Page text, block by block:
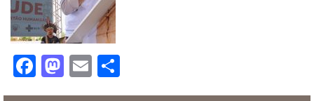
Facebook
Mastodon
Email